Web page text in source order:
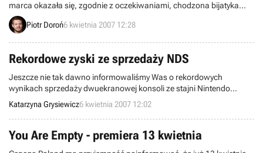
marca okazała się, zgodnie z oczekiwaniami, chodzona bijatyka
historyczna o tytule Musou Orochi. W kolejnym zestawieniu nie
poszło jej już tak dobrze. Została bowiem wyprzedzona przez
Piotr Doroń6 kwietnia 2007 12:28
Rekordowe zyski ze sprzedaży NDS
Jeszcze nie tak dawno informowaliśmy Was o rekordowych
wynikach sprzedaży dwuekranowej konsoli ze stajni Nintendo
liczonych w milionach, a już dobiegły nas kolejne statystki odnośnie
owej platformy sprzętowej. Przedstawiciele ze wspomnianej
korporacji poinformowali, że według ostatnich wyliczeń w ciągu
minionych dwunastu miesięcy przychód ze sprzedaży NDS szacuje
się na prawie 6 miliardów EUR.
Katarzyna Grysiewicz6 kwietnia 2007 12:02
You Are Empty - premiera 13 kwietnia